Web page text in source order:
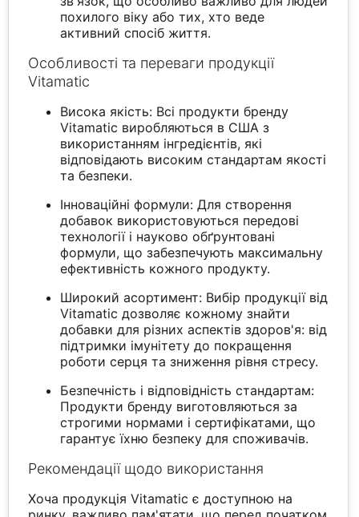
похилого віку або тих, хто веде
активний спосіб життя.
Особливості та переваги продукції
Vitamatic
Висока якість: Всі продукти бренду
Vitamatic виробляються в США з
використанням інгредієнтів, які
відповідають високим стандартам якості
та безпеки.
Інноваційні формули: Для створення
добавок використовуються передові
технології і науково обґрунтовані
формули, що забезпечують максимальну
ефективність кожного продукту.
Широкий асортимент: Вибір продукції від
Vitamatic дозволяє кожному знайти
добавки для різних аспектів здоров'я: від
підтримки імунітету до покращення
роботи серця та зниження рівня стресу.
Безпечність і відповідність стандартам:
Продукти бренду виготовляються за
строгими нормами і сертифікатами, що
гарантує їхню безпеку для споживачів.
Рекомендації щодо використання
Хоча продукція Vitamatic є доступною на